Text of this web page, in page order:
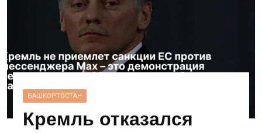
БАШКОРТОСТАН
Кремль отказался